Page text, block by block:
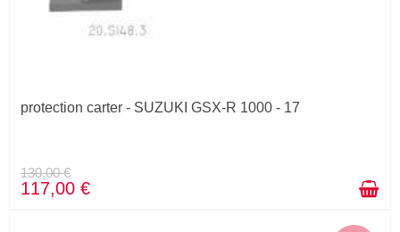
protection carter - SUZUKI GSX-R 1000 - 17
130,00 €
117,00 €